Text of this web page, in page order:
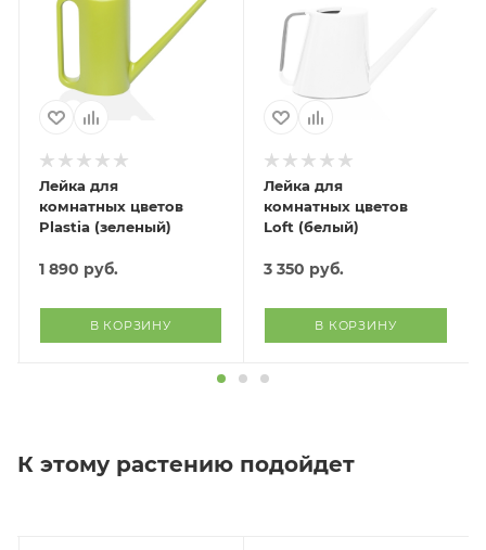
Лейка для
комнатных цветов
Plastia (зеленый)
1 890 руб.
В КОРЗИНУ
Лейка для
комнатных цветов
Loft (белый)
3 350 руб.
В КОРЗИНУ
К этому растению подойдет